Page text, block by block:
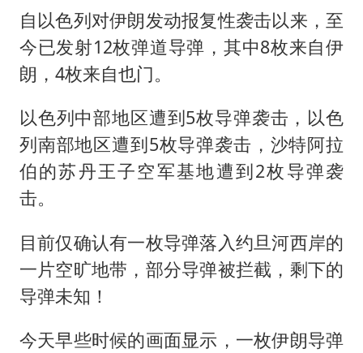
自以色列对伊朗发动报复性袭击以来，至
今已发射12枚弹道导弹，其中8枚来自伊
朗，4枚来自也门。
以色列中部地区遭到5枚导弹袭击，以色
列南部地区遭到5枚导弹袭击，沙特阿拉
伯的苏丹王子空军基地遭到2枚导弹袭
击。
目前仅确认有一枚导弹落入约旦河西岸的
一片空旷地带，部分导弹被拦截，剩下的
导弹未知！
今天早些时候的画面显示，一枚伊朗导弹